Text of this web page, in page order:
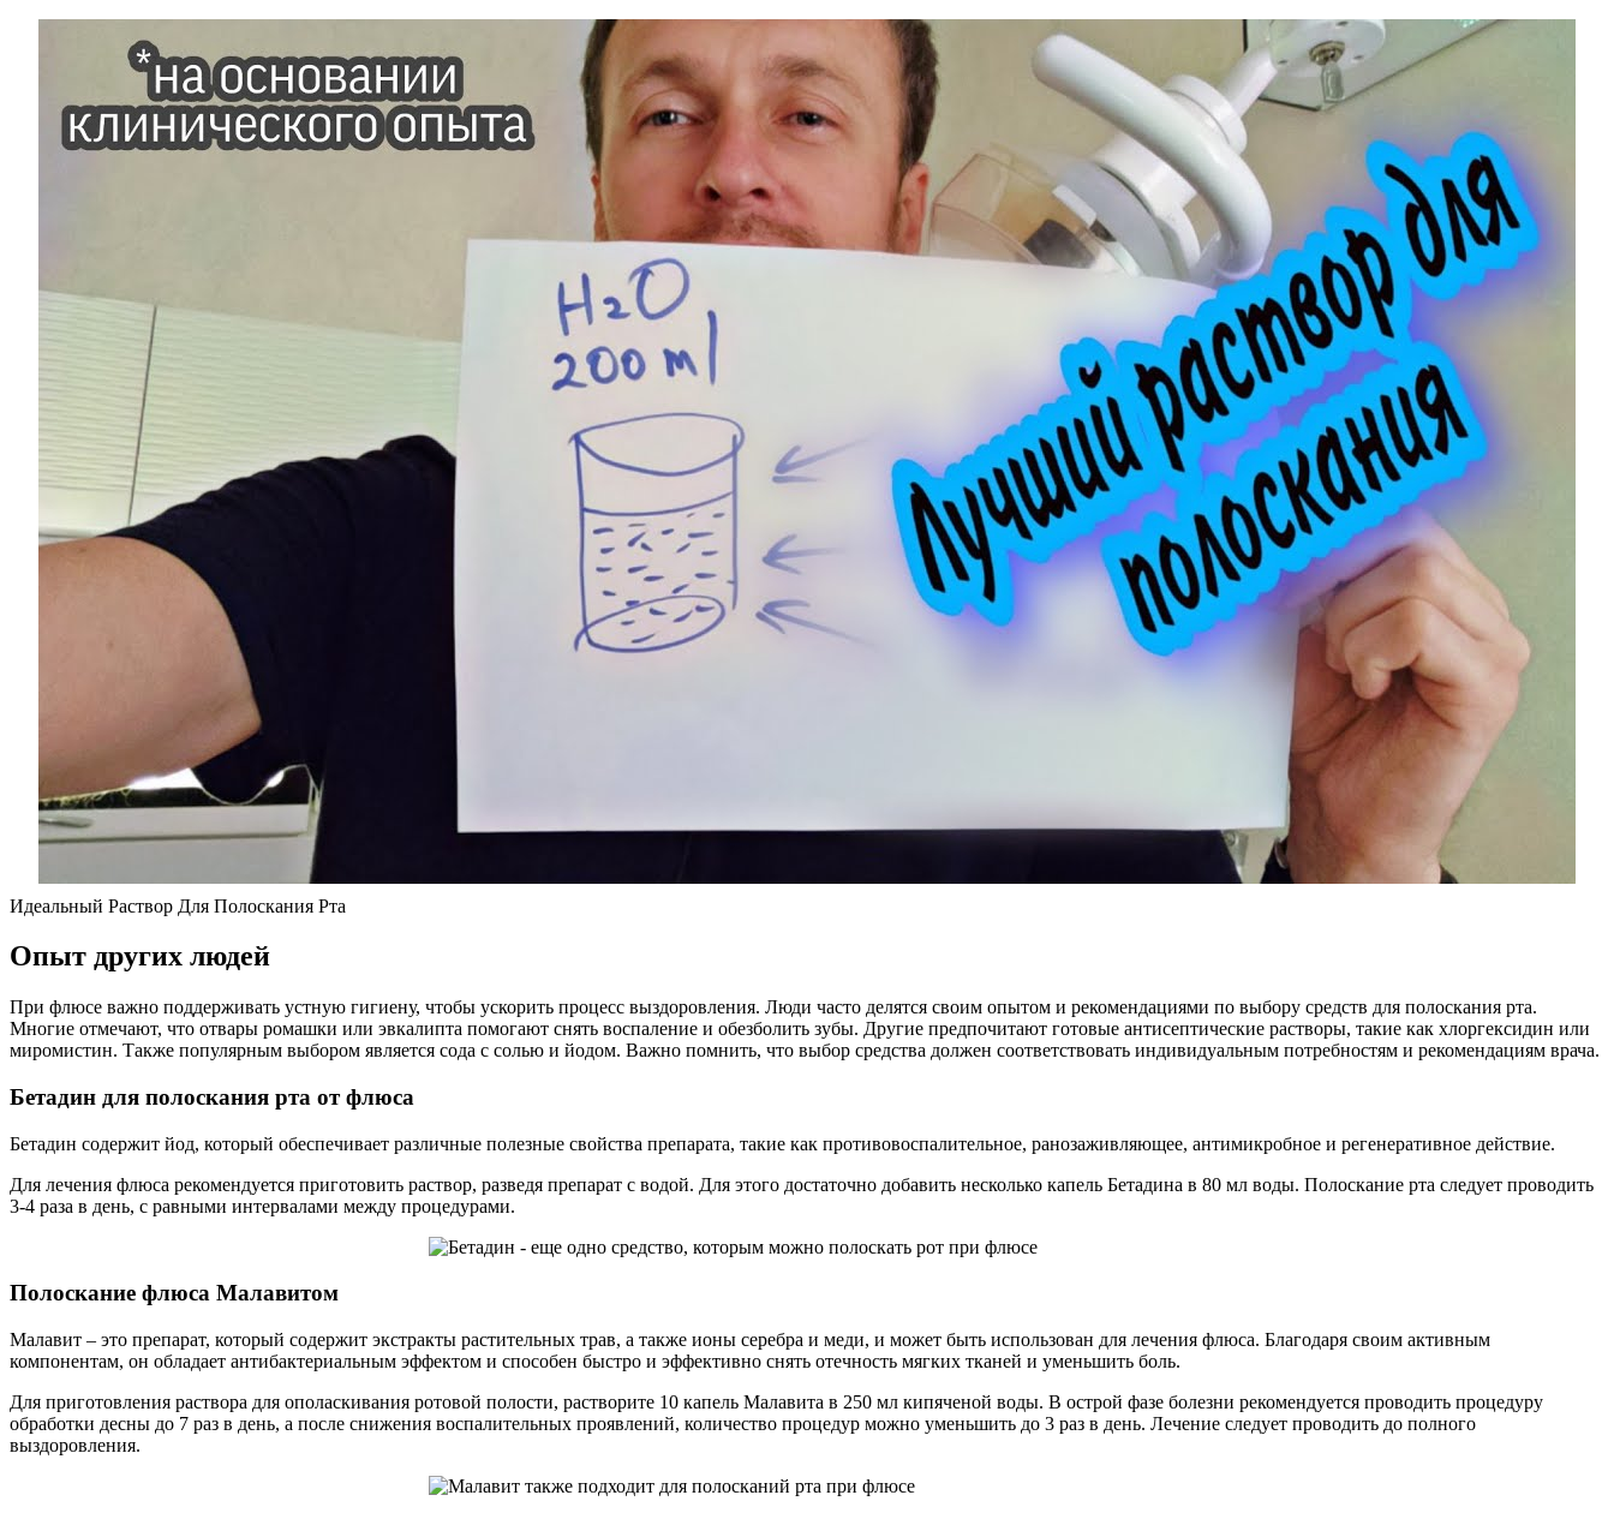
Идеальный Раствор Для Полоскания Рта
Опыт других людей
При флюсе важно поддерживать устную гигиену, чтобы ускорить процесс выздоровления. Люди часто делятся своим опытом и рекомендациями по выбору средств для полоскания рта.
Многие отмечают, что отвары ромашки или эвкалипта помогают снять воспаление и обезболить зубы. Другие предпочитают готовые антисептические растворы, такие как хлоргексидин или
миромистин. Также популярным выбором является сода с солью и йодом. Важно помнить, что выбор средства должен соответствовать индивидуальным потребностям и рекомендациям врача.
Бетадин для полоскания рта от флюса
Бетадин содержит йод, который обеспечивает различные полезные свойства препарата, такие как противовоспалительное, ранозаживляющее, антимикробное и регенеративное действие.
Для лечения флюса рекомендуется приготовить раствор, разведя препарат с водой. Для этого достаточно добавить несколько капель Бетадина в 80 мл воды. Полоскание рта следует проводить
3-4 раза в день, с равными интервалами между процедурами.
Полоскание флюса Малавитом
Малавит – это препарат, который содержит экстракты растительных трав, а также ионы серебра и меди, и может быть использован для лечения флюса. Благодаря своим активным
компонентам, он обладает антибактериальным эффектом и способен быстро и эффективно снять отечность мягких тканей и уменьшить боль.
Для приготовления раствора для ополаскивания ротовой полости, растворите 10 капель Малавита в 250 мл кипяченой воды. В острой фазе болезни рекомендуется проводить процедуру
обработки десны до 7 раз в день, а после снижения воспалительных проявлений, количество процедур можно уменьшить до 3 раз в день. Лечение следует проводить до полного
выздоровления.